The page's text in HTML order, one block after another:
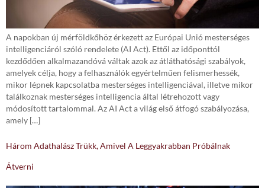
A napokban új mérföldkőhöz érkezett az Európai Unió mesterséges
intelligenciáról szóló rendelete (AI Act). Ettől az időponttól
kezdődően alkalmazandóvá váltak azok az átláthatósági szabályok,
amelyek célja, hogy a felhasználók egyértelműen felismerhessék,
mikor lépnek kapcsolatba mesterséges intelligenciával, illetve mikor
találkoznak mesterséges intelligencia által létrehozott vagy
módosított tartalommal. Az AI Act a világ első átfogó szabályozása,
amely […]
Három Adathalász Trükk, Amivel A Leggyakrabban Próbálnak
Átverni